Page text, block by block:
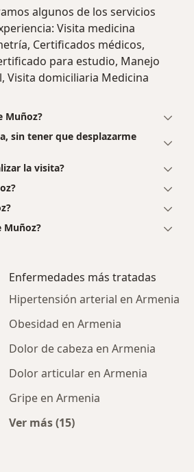
algunos de los servicios
Visita medicina
Certificados médicos,
para estudio, Manejo
Visita domiciliaria Medicina
Muñoz?
sin tener que desplazarme
la visita?
Muñoz?
Enfermedades más tratadas
Hipertensión arterial en Armenia
Obesidad en Armenia
Dolor de cabeza en Armenia
Dolor articular en Armenia
Gripe en Armenia
Ver más (15)